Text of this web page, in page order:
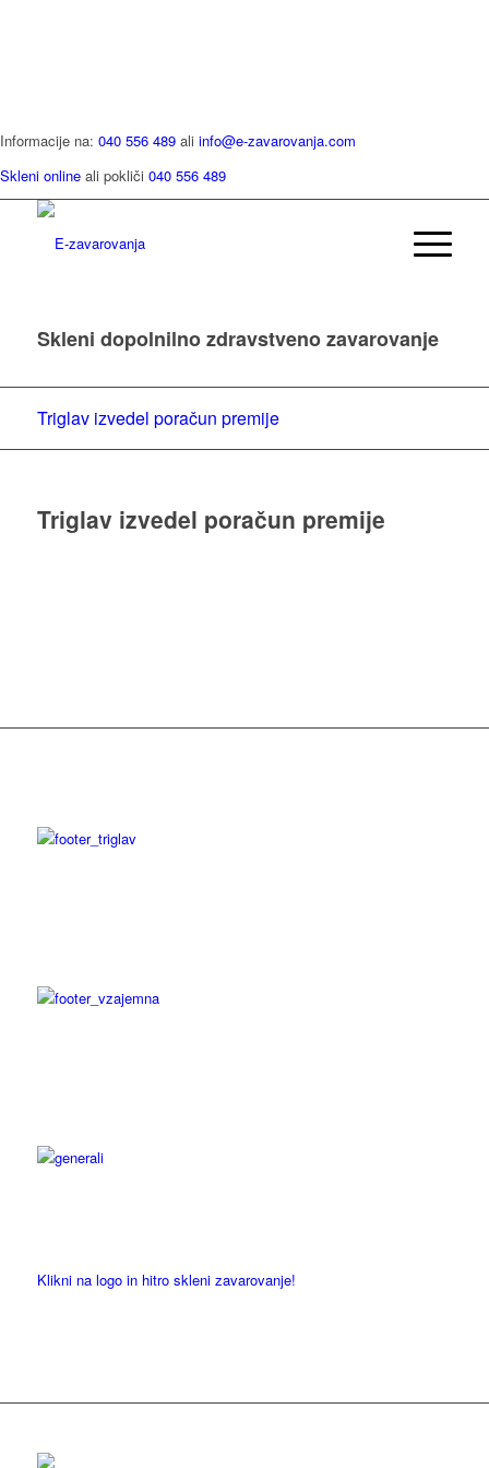
Informacije na: 040 556 489 ali info@e-zavarovanja.com
Skleni online ali pokliči 040 556 489
Skleni dopolnilno zdravstveno zavarovanje
Triglav izvedel poračun premije
Triglav izvedel poračun premije
Klikni na logo in hitro skleni zavarovanje!